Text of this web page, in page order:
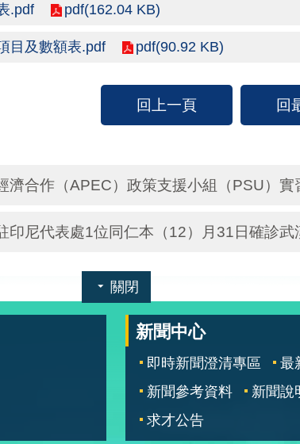
.pdf pdf(162.04 KB)
目及數額表.pdf pdf(90.92 KB)
回上一頁 回
濟合作（APEC）政策支援小組（PSU）實
印尼代表處1位同仁本（12）月31日確診武
關閉
新聞中心
即時新聞澄清專區 最
新聞參考資料
新聞說
求才公告